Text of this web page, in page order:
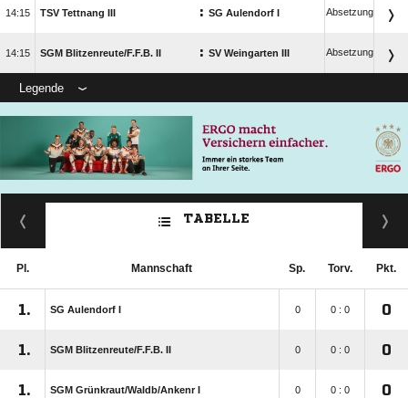
 TSV Tettnang III : SG Aulendorf I Absetzung
 SGM Blitzenreute/​F.F.B. II : SV Weingarten III Absetzung
Legende
TABELLE
Pl. Mannschaft Sp. Torv. Pkt.
1. SG Aulendorf I 0 0 : 0 0
1. SGM Blitzenreute/​F.F.B. II 0 0 : 0 0
1. SGM Grünkraut/​Waldb/​Ankenr I 0 0 : 0 0